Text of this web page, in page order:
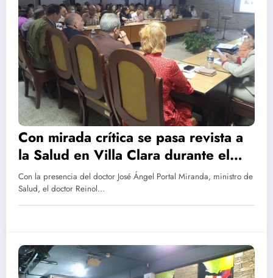
Con mirada crítica se pasa revista a
la Salud en Villa Clara durante el
2024
Con la presencia del doctor José Ángel Portal Miranda, ministro de
Salud, el doctor Reinol…